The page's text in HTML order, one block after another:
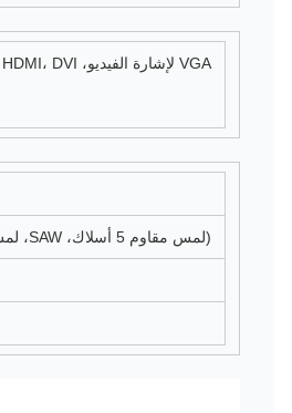
VGA لإشارة الفيديو، HDMI، DVI اختياري
(لمس مقاوم 5 أسلاك، SAW، لمس بالأشعة تحت الحمراء اختياري)